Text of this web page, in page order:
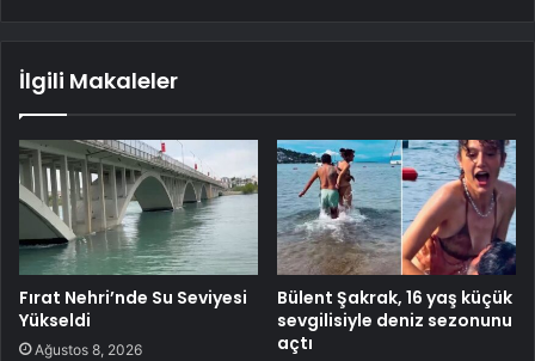
İlgili Makaleler
Fırat Nehri’nde Su Seviyesi
Yükseldi
Ağustos 8, 2026
Bülent Şakrak, 16 yaş küçük
sevgilisiyle deniz sezonunu
açtı